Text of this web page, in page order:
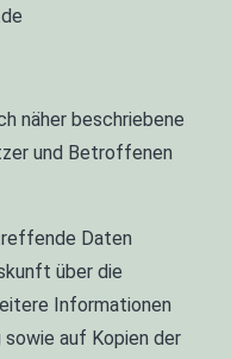
näher beschriebene
und Betroffenen
Daten
über die
Informationen
auf Kopien der